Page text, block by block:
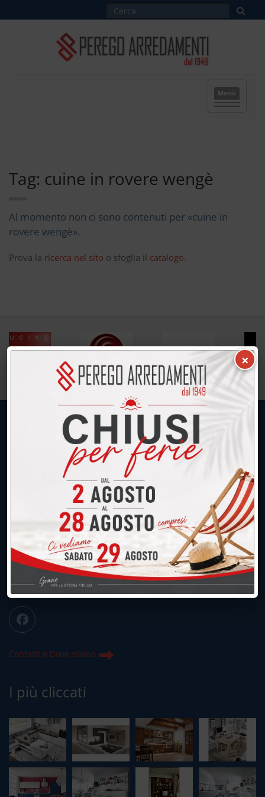
Menù
Tag: cuine in rovere wengè
Al momento non ci sono contenuti per «cuine in
rovere wengè».
Prova la ricerca nel sito o sfoglia il catalogo.
UNICA SEDE: CALCO (Lecco)
039.677.2778
039.677.2778
info@peregoarredamenti.it
ORARI: 09.00/12.00 - 15.00/19.15
Chiuso domenica e lunedì mattina
Contatti e Dove siamo
I più cliccati
×